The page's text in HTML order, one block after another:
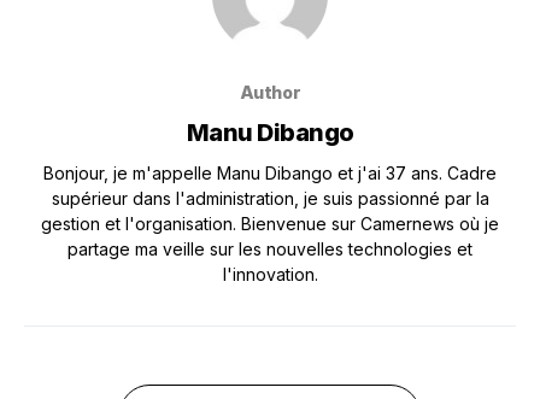
Author
Manu Dibango
Bonjour, je m'appelle Manu Dibango et j'ai 37 ans. Cadre
supérieur dans l'administration, je suis passionné par la
gestion et l'organisation. Bienvenue sur Camernews où je
partage ma veille sur les nouvelles technologies et
l'innovation.